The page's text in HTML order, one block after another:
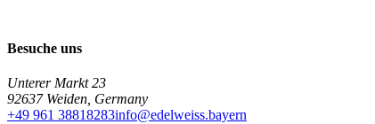
Besuche uns
Unterer Markt 23
92637 Weiden, Germany
+49 961 38818283info@edelweiss.bayern